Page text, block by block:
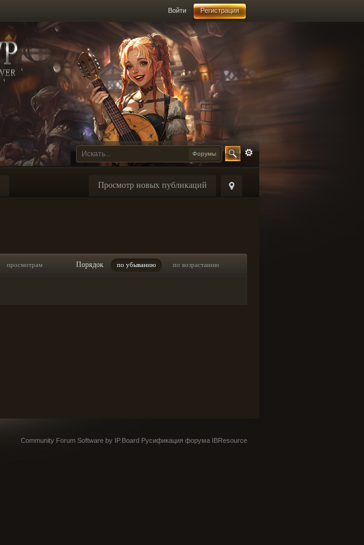
Войти Регистрация
Форумы
Просмотр новых публикаций
просмотрам Порядок по убыванию по возрастанию
Community Forum Software by IP.Board Русификация форума IBResource